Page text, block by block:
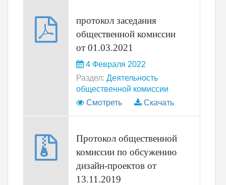
протокол заседания
общественной комиссии
от 01.03.2021
4 Февраля 2022
Раздел: Деятельность
общественной комиссии
Смотреть
Скачать
Протокол общественной
комиссии по обсужению
дизайн-проектов от
13.11.2019